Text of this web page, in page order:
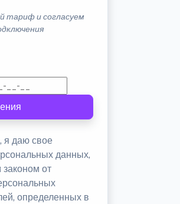
тариф и согласуем
я даю свое
данных,
от
определенных в